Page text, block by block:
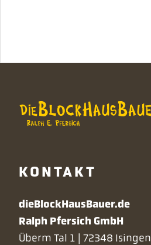
KONTAKT
dieBlockHausBauer.de
Ralph Pfersich GmbH
Überm Tal 1 | 72348 Isingen